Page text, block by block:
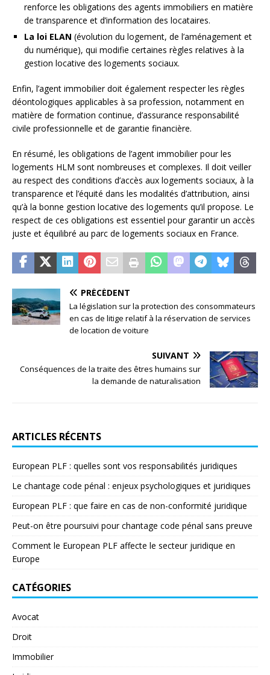
renforce les obligations des agents immobiliers en matière
de transparence et d’information des locataires.
La loi ELAN (évolution du logement, de l’aménagement et
du numérique), qui modifie certaines règles relatives à la
gestion locative des logements sociaux.
Enfin, l’agent immobilier doit également respecter les règles
déontologiques applicables à sa profession, notamment en
matière de formation continue, d’assurance responsabilité
civile professionnelle et de garantie financière.
En résumé, les obligations de l’agent immobilier pour les
logements HLM sont nombreuses et complexes. Il doit veiller
au respect des conditions d’accès aux logements sociaux, à la
transparence et l’équité dans les modalités d’attribution, ainsi
qu’à la bonne gestion locative des logements qu’il propose. Le
respect de ces obligations est essentiel pour garantir un accès
juste et équilibré au parc de logements sociaux en France.
PRÉCÉDENT
La législation sur la protection des consommateurs
en cas de litige relatif à la réservation de services
de location de voiture
SUIVANT
Conséquences de la traite des êtres humains sur
la demande de naturalisation
ARTICLES RÉCENTS
European PLF : quelles sont vos responsabilités juridiques
Le chantage code pénal : enjeux psychologiques et juridiques
European PLF : que faire en cas de non-conformité juridique
Peut-on être poursuivi pour chantage code pénal sans preuve
Comment le European PLF affecte le secteur juridique en
Europe
CATÉGORIES
Avocat
Droit
Immobilier